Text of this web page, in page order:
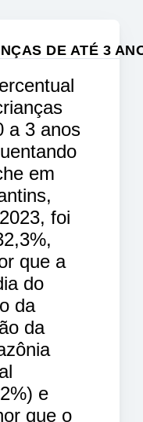
DE ATÉ 3
a 3 anos
em
foi
que a
do
da
da
e
que o